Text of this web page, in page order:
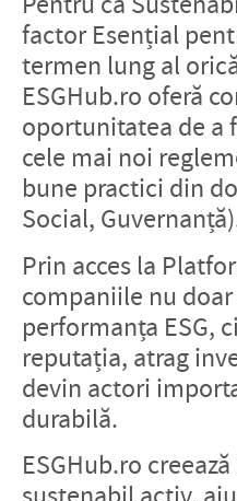
factor Esențial
termen lung al
ESGHub.ro oferă
oportunitatea de a
cele mai noi
bune practici din
Social,
Prin acces la
companiile nu
performanța ESG,
reputația, atrag
devin actori
durabilă.
ESGHub.ro